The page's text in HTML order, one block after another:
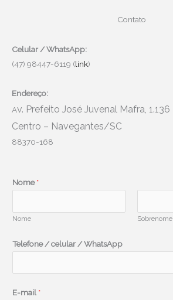
Contato
Celular / WhatsApp:
(47) 98447-6119 (link)
Endereço:
Av. Prefeito José Juvenal Mafra, 1.136
Centro – Navegantes/SC
88370-168
N
m
Nome*
Nome Sobrenome
Telefone / celular / WhatsApp
E-mail *